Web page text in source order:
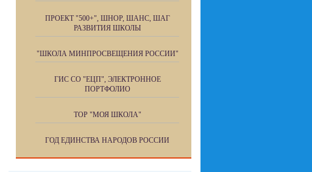
ПРОЕКТ "500+", ШНОР, ШАНС, ШАГ
РАЗВИТИЯ ШКОЛЫ
"ШКОЛА МИНПРОСВЕЩЕНИЯ РОССИИ"
ГИС СО "ЕЦП", ЭЛЕКТРОННОЕ
ПОРТФОЛИО
ТОР "МОЯ ШКОЛА"
ГОД ЕДИНСТВА НАРОДОВ РОССИИ